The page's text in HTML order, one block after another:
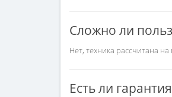
Сложно ли
Нет, техника рассчитана
Есть ли